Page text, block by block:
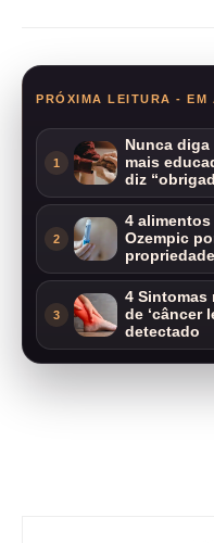
PRÓXIMA LEITURA - EM
1
Nunca
mais
diz
2
4 alimentos
Ozempic
3
4 Sintomas
de ‘câncer
detectado